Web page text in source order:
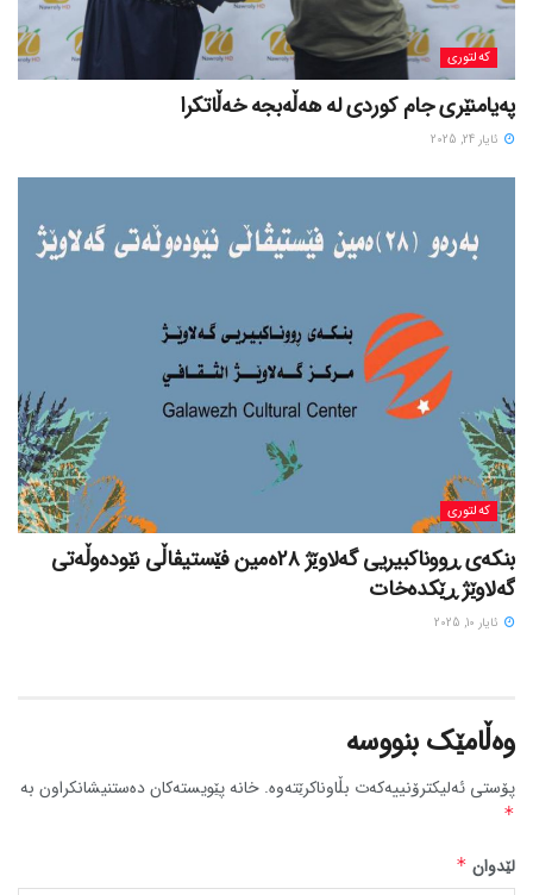
کەلتوری
پەیامنێری جام کوردی لە ھەڵەبجە خەڵاتکرا
ئایار 24, 2025
کەلتوری
بنکەی ڕووناکبیریی گەلاوێژ ٢٨ەمین فێستیڤاڵی نێودەوڵەتی
گەلاوێژ ڕێکدەخات
ئایار 10, 2025
وەڵامێک بنووسە
پۆستی ئەلیکترۆنییەکەت بڵاوناکرێتەوە. خانە پێویستەکان دەستنیشانکراون بە
*
لێدوان *